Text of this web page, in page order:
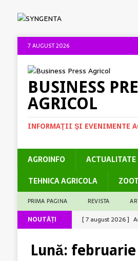
7 AUGUST 2026
BUSINESS
AGRICOL
INFORMAŢII ŞI EVENIMENTE
AGROINFO ACTUALITATE
TEHNICA AGRICOLA
PRIMA PAGINA REVISTA
NOUTĂȚI [ 7 august 2026 ]
ACTUALITATE
Lună: februarie